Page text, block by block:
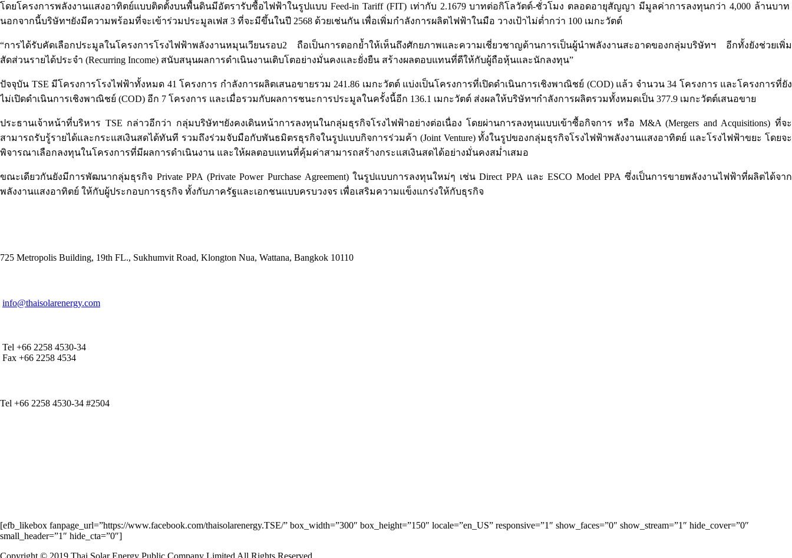
โดยโครงการพลังงานแสงอาทิตย์แบบติดตั้งบนพื้นดินมีอัตรารับซื้อไฟฟ้าในรูปแบบ Feed-in Tariff (FIT) เท่ากับ 2.1679 บาทต่อกิโลวัตต์-ชั่วโมง ตลอดอายุสัญญา มีมูลค่าการลงทุนกว่า 4,000 ล้านบาท
นอกจากนี้บริษัทฯยังมีความพร้อมที่จะเข้าร่วมประมูลเฟส 3 ที่จะมีขึ้นในปี 2568 ด้วยเช่นกัน เพื่อเพิ่มกำลังการผลิตไฟฟ้าในมือ วางเป้าไม่ต่ำกว่า 100 เมกะวัตต์
“การได้รับคัดเลือกประมูลในโครงการโรงไฟฟ้าพลังงานหมุนเวียนรอบ2 ถือเป็นการตอกย้ำให้เห็นถึงศักยภาพและความเชี่ยวชาญด้านการเป็นผู้นำพลังงานสะอาดของกลุ่มบริษัทฯ อีกทั้งยังช่วยเพิ่ม
สัดส่วนรายได้ประจำ (Recurring Income) สนับสนุนผลการดำเนินงานเติบโตอย่างมั่นคงและยั่งยืน สร้างผลตอบแทนที่ดีให้กับผู้ถือหุ้นและนักลงทุน”
ปัจจุบัน TSE มีโครงการโรงไฟฟ้าทั้งหมด 41 โครงการ กำลังการผลิตเสนอขายรวม 241.86 เมกะวัตต์ แบ่งเป็นโครงการที่เปิดดำเนินการเชิงพาณิชย์ (COD) แล้ว จำนวน 34 โครงการ และโครงการที่ยัง
ไม่เปิดดำเนินการเชิงพาณิชย์ (COD) อีก 7 โครงการ และเมื่อรวมกับผลการชนะการประมูลในครั้งนี้อีก 136.1 เมกะวัตต์ ส่งผลให้บริษัทฯกำลังการผลิตรวมทั้งหมดเป็น 377.9 เมกะวัตต์เสนอขาย
ประธานเจ้าหน้าที่บริหาร TSE กล่าวอีกว่า กลุ่มบริษัทฯยังคงเดินหน้าการลงทุนในกลุ่มธุรกิจโรงไฟฟ้าอย่างต่อเนื่อง โดยผ่านการลงทุนแบบเข้าซื้อกิจการ หรือ M&A (Mergers and Acquisitions) ที่จะ
สามารถรับรู้รายได้และกระแสเงินสดได้ทันที รวมถึงร่วมจับมือกับพันธมิตรธุรกิจในรูปแบบกิจการร่วมค้า (Joint Venture) ทั้งในรูปของกลุ่มธุรกิจโรงไฟฟ้าพลังงานแสงอาทิตย์ และโรงไฟฟ้าขยะ โดยจะ
พิจารณาเลือกลงทุนในโครงการที่มีผลการดำเนินงาน และให้ผลตอบแทนที่คุ้มค่าสามารถสร้างกระแสเงินสดได้อย่างมั่นคงสม่ำเสมอ
ขณะเดียวกันยังมีการพัฒนากลุ่มธุรกิจ Private PPA (Private Power Purchase Agreement) ในรูปแบบการลงทุนใหม่ๆ เช่น Direct PPA และ ESCO Model PPA ซึ่งเป็นการขายพลังงานไฟฟ้าที่ผลิตได้จาก
พลังงานแสงอาทิตย์ ให้กับผู้ประกอบการธุรกิจ ทั้งกับภาครัฐและเอกชนแบบครบวงจร เพื่อเสริมความแข็งแกร่งให้กับธุรกิจ
725 Metropolis Building, 19th FL., Sukhumvit Road, Klongton Nua, Wattana, Bangkok 10110
info@thaisolarenergy.com
Tel +66 2258 4530-34
Fax +66 2258 4534
Tel +66 2258 4530-34 #2504
[efb_likebox fanpage_url=”https://www.facebook.com/thaisolarenergy.TSE/” box_width=”300″ box_height=”150″ locale=”en_US” responsive=”1″ show_faces=”0″ show_stream=”1″ hide_cover=”0″
small_header=”1″ hide_cta=”0″]
Copyright © 2019 Thai Solar Energy Public Company Limited All Rights Reserved.